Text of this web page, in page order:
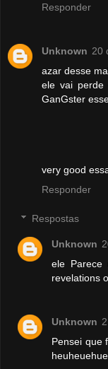
Responder
Unknown 20
azar desse
ele vai
GanGster
very good
Responder
Respostas
Unknown
ele Parece
revelations
Unknown
Pensei que